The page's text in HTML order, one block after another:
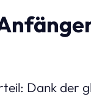
Dank der